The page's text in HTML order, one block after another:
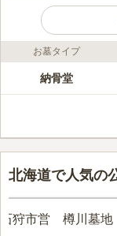
ライフドット編集部の
JR永山駅か
ひとりの物
口コミ評価
この霊園はまだ誰から
お墓タイプ
納骨堂
北海道で人気の